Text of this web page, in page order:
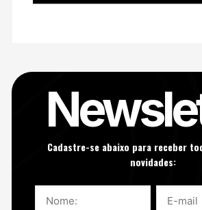
Cadastre-se abaixo para receber
novidades: